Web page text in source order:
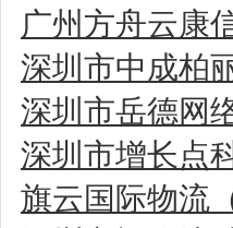
广州方舟云康
深圳市中成柏
深圳市岳德网
深圳市增长点
旗云国际物流